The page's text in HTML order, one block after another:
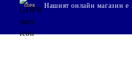
GDPR Нашият онлайн магазин е